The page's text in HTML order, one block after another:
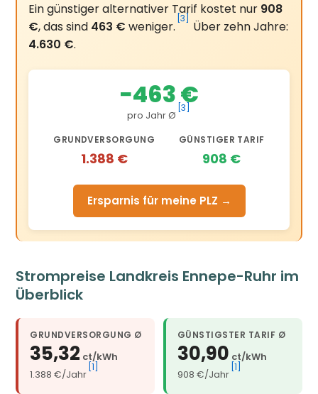
Ein günstiger alternativer Tarif kostet nur 908
€, das sind 463 € weniger. [3]
Über zehn Jahre:
4.630 €.
−463 €
pro Jahr Ø
[3]
GRUNDVERSORGUNG
1.388 €
GÜNSTIGER TARIF
908 €
Ersparnis für meine PLZ →
Strompreise Landkreis Ennepe-Ruhr im
Überblick
GRUNDVERSORGUNG Ø
35,32 ct/kWh
1.388 €/Jahr
[1]
GÜNSTIGSTER TARIF Ø
30,90 ct/kWh
908 €/Jahr
[1]